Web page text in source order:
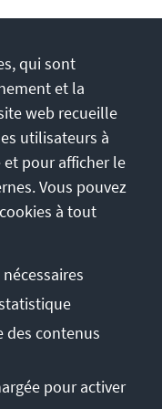
e.V.
de Saxe
qui sont
et la
web recueille
utilisateurs à
et pour afficher le
Vous pouvez
à tout
des contenus
pour activer